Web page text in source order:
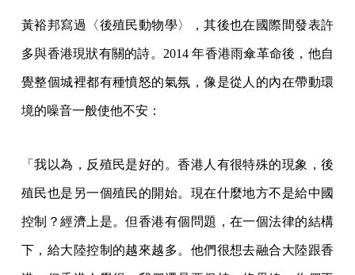
黃裕邦寫過〈後殖民動物學〉，其後也在國際間發表許
多與香港現狀有關的詩。2014 年香港雨傘革命後，他自
覺整個城裡都有種憤怒的氣氛，像是從人的內在帶動環
境的噪音一般使他不安：
「我以為，反殖民是好的。香港人有很特殊的現象，後
殖民也是另一個殖民的開始。現在什麼地方不是給中國
控制？經濟上是。但香港有個問題，在一個法律的結構
下，給大陸控制的越來越多。他們很想去融合大陸跟香